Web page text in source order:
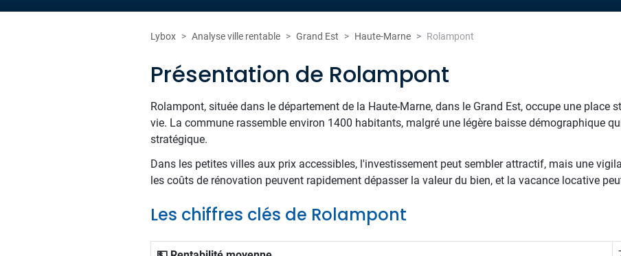
Lybox Analyse ville rentable Grand Est Haute-Marne Rolampont
Présentation de Rolampont
Rolampont, située dans le département de la Haute-Marne, dans le Grand Est, occupe une place
vie. La commune rassemble environ 1400 habitants, malgré une légère baisse démographique
stratégique.
Dans les petites villes aux prix accessibles, l'investissement peut sembler attractif, mais une
les coûts de rénovation peuvent rapidement dépasser la valeur du bien, et la vacance locative
Les chiffres clés de Rolampont